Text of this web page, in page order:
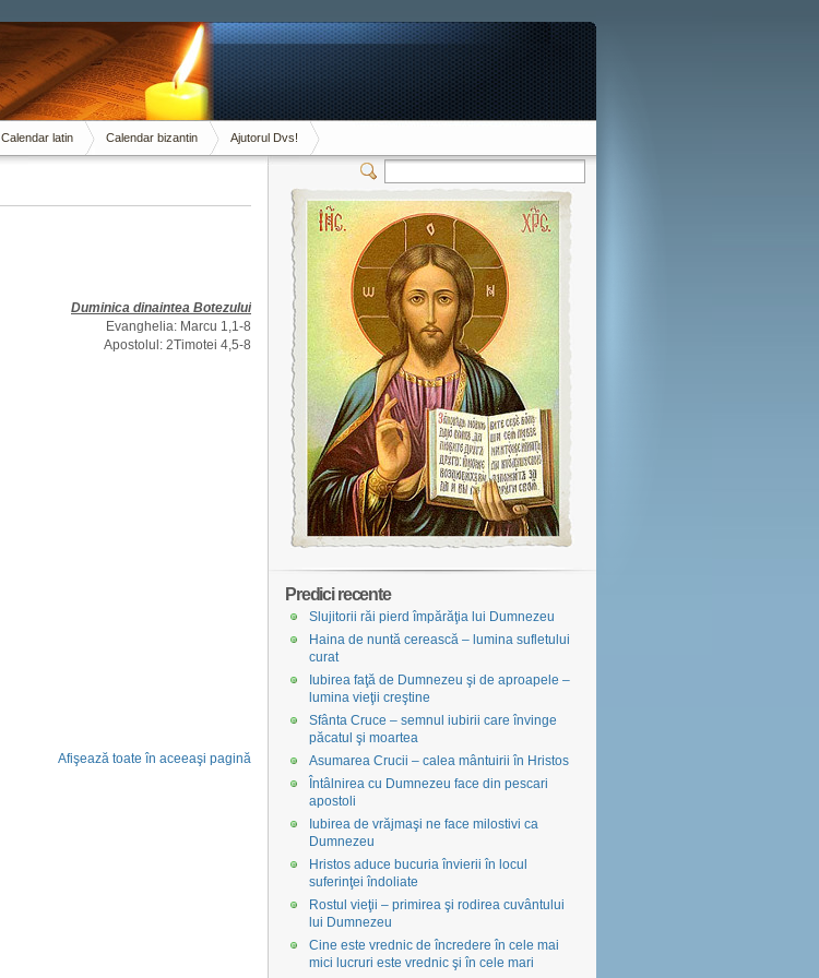
Calendar latin Calendar bizantin Ajutorul Dvs!
Duminica dinaintea Botezului
Evanghelia: Marcu 1,1-8
Apostolul: 2Timotei 4,5-8
Afişează toate în aceeaşi pagină
Predici recente
Slujitorii răi pierd împărăţia lui Dumnezeu
Haina de nuntă cerească – lumina sufletului
curat
Iubirea faţă de Dumnezeu şi de aproapele –
lumina vieţii creştine
Sfânta Cruce – semnul iubirii care învinge
păcatul şi moartea
Asumarea Crucii – calea mântuirii în Hristos
Întâlnirea cu Dumnezeu face din pescari
apostoli
Iubirea de vrăjmaşi ne face milostivi ca
Dumnezeu
Hristos aduce bucuria învierii în locul
suferinţei îndoliate
Rostul vieţii – primirea şi rodirea cuvântului
lui Dumnezeu
Cine este vrednic de încredere în cele mai
mici lucruri este vrednic şi în cele mari